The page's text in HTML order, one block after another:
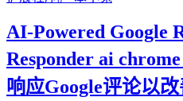
AI-Powered Google
Responder ai
响应Google评论以